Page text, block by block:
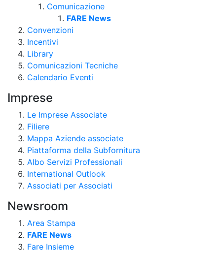
Comunicazione
FARE News
Convenzioni
Incentivi
Library
Comunicazioni Tecniche
Calendario Eventi
Imprese
Le Imprese Associate
Filiere
Mappa Aziende associate
Piattaforma della Subfornitura
Albo Servizi Professionali
International Outlook
Associati per Associati
Newsroom
Area Stampa
FARE News
Fare Insieme